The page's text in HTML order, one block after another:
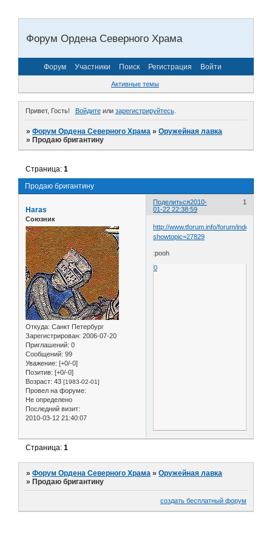
Форум Ордена Северного Храма
Форум Участники Поиск Регистрация Войти
Активные темы
Привет, Гость! Войдитеили зарегистрируйтесь.
»Форум Ордена Северного Храма »Оружейная лавка
»Продаю бригантину
Продаю бригантину
Страница:1
Поделиться 1
2010-
01-22 22:38:59
Haras
Союзник
Откуда: Санкт Петербург
Зарегистрирован: 2006-07-20
Приглашений: 0
Сообщений: 99
Уважение: [+0/-0]
Позитив: [+0/-0]
Возраст: 43 [1983-02-01]
Провел на форуме:
Не определено
Последний визит:
2010-03-12 21:40:07
http://www.tforum.info/forum/index.php?
showtopic=27829
:pooh
0
Страница:1
»Форум Ордена Северного Храма »Оружейная лавка
»Продаю бригантину
создать бесплатный форум